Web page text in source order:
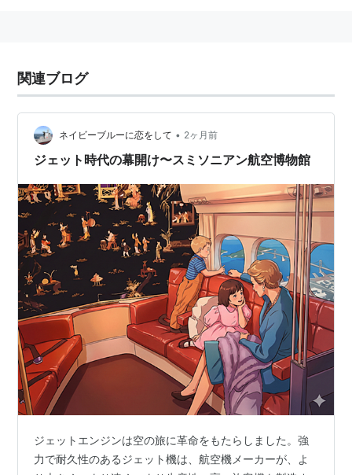
関連ブログ
ネイビーブルーに恋をして • 2ヶ月前
ジェット時代の幕開け〜スミソニアン航空博物館
ジェットエンジンは空の旅に革命をもたらしました。強
力で耐久性のあるジェット機は、航空機メーカーが、よ